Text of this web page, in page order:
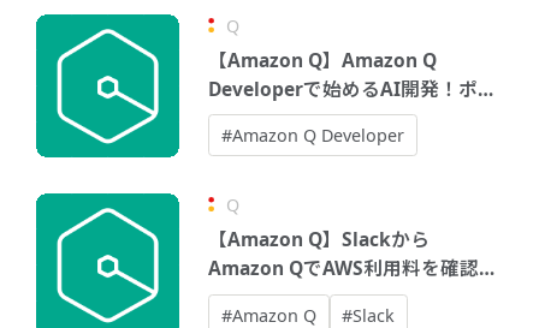
Q
【Amazon Q】Amazon Q
Developerで始めるAI開発！ポモ
ドーロタイマーアプリを作ってみ
た
#Amazon Q Developer
Q
【Amazon Q】Slackから
Amazon QでAWS利用料を確認し
てみた
#Amazon Q #Slack